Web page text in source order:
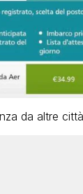
da altre